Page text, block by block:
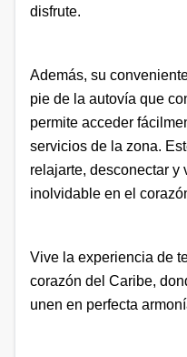
disfrute.
Además, su
pie de la autovía que
permite acceder
servicios de la zona.
relajarte, desconectar y
inolvidable en el
Vive la experiencia de
corazón del Caribe,
unen en perfecta